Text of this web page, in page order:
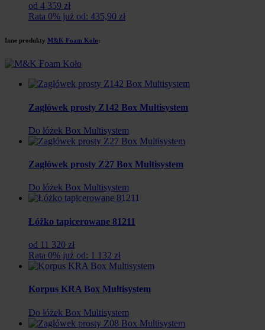
od 4 359 zł
Rata 0% już od: 435,90 zł
Inne produkty M&K Foam Koło:
Zagłówek prosty Z142 Box Multisystem
Do łóżek Box Multisystem
Zagłówek prosty Z27 Box Multisystem
Do łóżek Box Multisystem
Łóżko tapicerowane 81211
od 11 320 zł
Rata 0% już od: 1 132 zł
Korpus KRA Box Multisystem
Do łóżek Box Multisystem